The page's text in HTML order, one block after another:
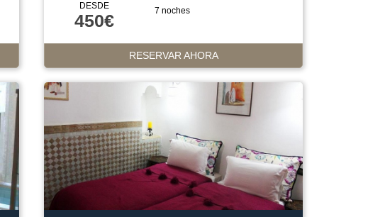
DESDE
450€ 7 noches
RESERVAR AHORA